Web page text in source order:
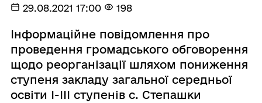
29.08.2021 17:00 198
Інформаційне повідомлення про
проведення громадського обговорення
щодо реорганізації шляхом пониження
ступеня закладу загальної середньої
освіти І-ІІІ ступенів с. Степашки